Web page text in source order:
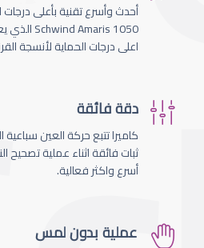
أحدث وأسرع تقنية بأعلى درجات
اعلى درجات الحماية لأنسجة
دقة فائقة
ثبات فائقة اثناء عملية تصحيح
أسرع واكثر فعالية.
عملية بدون لمس